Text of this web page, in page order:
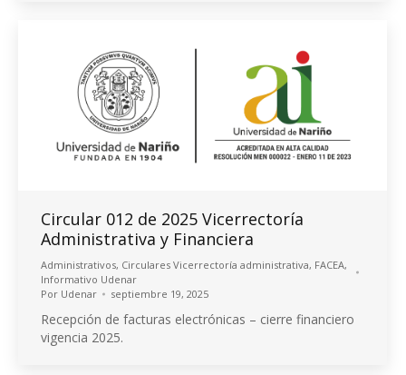
Circular 012 de 2025 Vicerrectoría
Administrativa y Financiera
Administrativos, Circulares Vicerrectoría administrativa, FACEA,
Informativo Udenar
Por Udenar septiembre 19, 2025
Recepción de facturas electrónicas – cierre financiero
vigencia 2025.